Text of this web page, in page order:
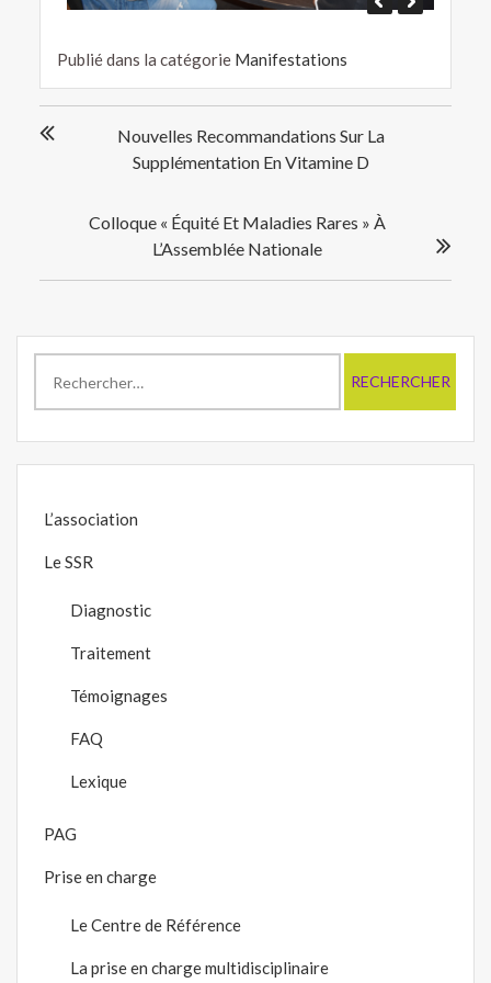
Publié dans la catégorie Manifestations
de
Nouvelles Recommandations Sur La
Supplémentation En Vitamine D
Colloque « Équité Et Maladies Rares » À
L’Assemblée Nationale
L’association
Le SSR
Diagnostic
Traitement
Témoignages
FAQ
Lexique
PAG
Prise en charge
Le Centre de Référence
La prise en charge multidisciplinaire